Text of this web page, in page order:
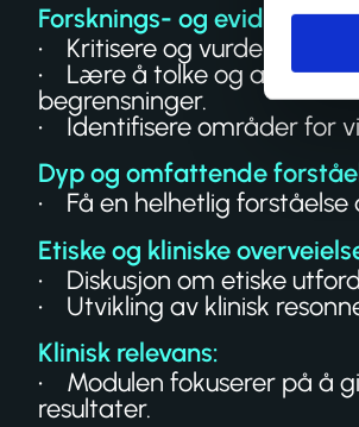
Forsknings- og
• Kritisere og vurdere
• Lære å tolke og anvende
begrensninger.
• Identifisere områder for
Dyp og omfattende
• Få en helhetlig forståelse
Etiske og kliniske
• Diskusjon om etiske
• Utvikling av klinisk
Klinisk relevans:
• Modulen fokuserer på å
resultater.